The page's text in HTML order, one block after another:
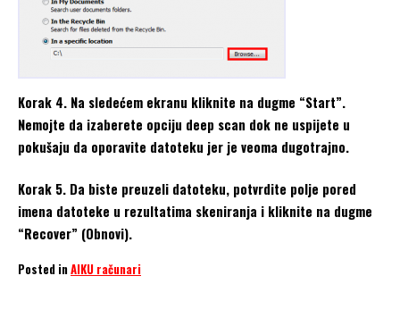
Korak 4. Na sledećem ekranu kliknite na dugme “Start”.
Nemojte da izaberete opciju deep scan dok ne uspijete u
pokušaju da oporavite datoteku jer je veoma dugotrajno.
Korak 5. Da biste preuzeli datoteku, potvrdite polje pored
imena datoteke u rezultatima skeniranja i kliknite na dugme
“Recover” (Obnovi).
Posted inAIKU računari